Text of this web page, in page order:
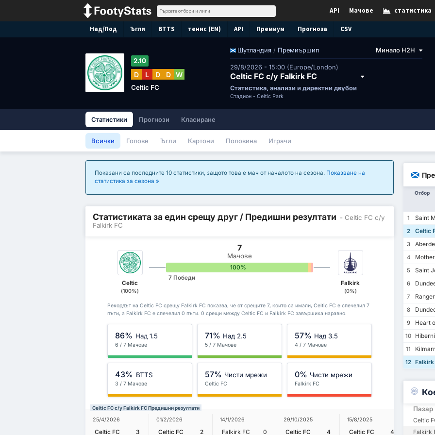
статистика
Мачове
API
Над/Под Ъгли BTTS тенис (EN) API Премиум Прогноза CSV
Шутландия / Премиършип Минало H2H
29/8/2026 - 15:00 (Europe/London)
Celtic FC с/у Falkirk FC
Статистика, анализи и директни двубои
Стадион - Celtic Park
2.10
D L D D W
Celtic FC
Статистики Прогнози Класиране
Всички Голове Ъгли Картони Половина Играчи
Показани са последните 10 статистики, защото това е мач от началото на сезона. Показване на
статистика за сезона
Статистиката за един срещу друг / Предишни резултати - Celtic FC с/у
Falkirk FC
Celtic
(100%)
7
Мачове
100% 0%
0%
7 Победи
Falkirk
(0%)
Рекордът на Celtic FC срещу Falkirk FC показва, че от срещите 7, които са имали, Celtic FC е спечелил 7
пъти, а Falkirk FC е спечелил 0 пъти. 0 срещи между Celtic FC и Falkirk FC завършиха наравно.
86% Над 1.5
6 / 7 Мачове
71% Над 2.5
5 / 7 Мачове
57% Над 3.5
4 / 7 Мачове
43% BTTS
3 / 7 Мачове
57% Чисти мрежи
Celtic FC
0% Чисти мрежи
Falkirk FC
Celtic FC с/у Falkirk FC Предишни резултати
25/4/2026
Celtic FC
3
01/2/2026
Celtic FC
2
14/1/2026
Falkirk FC
0
29/10/2025
Celtic FC
4
15/8/2025
Celtic FC
4
22/9/
Celtic
Отбор
1 Saint
2
Celtic
3
4
5
Saint
6
7
8
9
Heart
10
11
12 Falkirk
Пазар
Celtic
Falkirk